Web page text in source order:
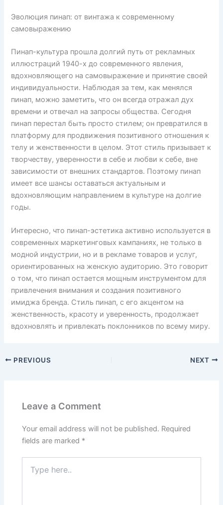
Эволюция пинап: от винтажа к современному
самовыражению
Пинап-культура прошла долгий путь от рекламных
иллюстраций 1940-х до современного явления,
вдохновляющего на самовыражение и принятие своей
индивидуальности. Наблюдая за тем, как менялся
пинап, можно заметить, что он всегда отражал дух
времени и отвечал на запросы общества. Сегодня
пинап перестал быть просто стилем; он превратился в
платформу для продвижения позитивного отношения к
телу и женственности в целом. Этот стиль призывает к
творчеству, уверенности в себе и любви к себе, вне
зависимости от внешних стандартов. Поэтому пинап
имеет все шансы оставаться актуальным и
вдохновляющим направлением в культуре на долгие
годы.
Интересно, что пинап-эстетика активно используется в
современных маркетинговых кампаниях, не только в
модной индустрии, но и в рекламе товаров и услуг,
ориентированных на женскую аудиторию. Это говорит
о том, что пинап остается мощным инструментом для
привлечения внимания и создания позитивного
имиджа бренда. Стиль пинап, с его акцентом на
женственность, красоту и уверенность, продолжает
вдохновлять и привлекать поклонников по всему миру.
PREVIOUS NEXT
Leave a Comment
Your email address will not be published. Required
fields are marked *
here..